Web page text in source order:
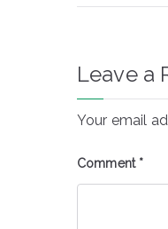
Leave a
Your email
Comment *